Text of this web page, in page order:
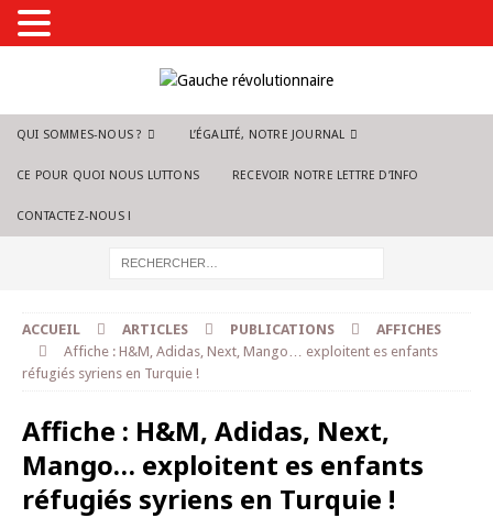
QUI SOMMES-NOUS ? L’ÉGALITÉ, NOTRE JOURNAL
CE POUR QUOI NOUS LUTTONS RECEVOIR NOTRE LETTRE D’INFO
CONTACTEZ-NOUS !
ACCUEIL ARTICLES PUBLICATIONS
AFFICHES
Affiche : H&M, Adidas, Next, Mango… exploitent es enfants
réfugiés syriens en Turquie !
Affiche : H&M, Adidas, Next,
Mango… exploitent es enfants
réfugiés syriens en Turquie !